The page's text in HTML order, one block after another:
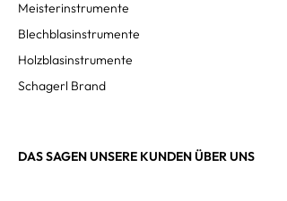
Meisterinstrumente
Blechblasinstrumente
Holzblasinstrumente
Schagerl Brand
DAS SAGEN UNSERE KUNDEN ÜBER UNS